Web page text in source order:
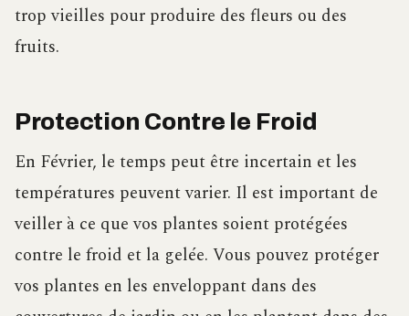
trop vieilles pour produire des fleurs ou des
fruits.
Protection Contre le Froid
En Février, le temps peut être incertain et les
températures peuvent varier. Il est important de
veiller à ce que vos plantes soient protégées
contre le froid et la gelée. Vous pouvez protéger
vos plantes en les enveloppant dans des